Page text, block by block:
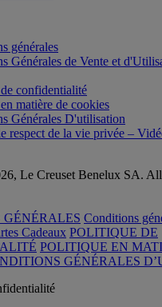
générales
Générales de Vente et
confidentialité
matière de cookies
Générales D'utilisation
respect de la vie privée –
Le Creuset Benelux SA.
Conditions
Cadeaux POLITIQUE DE
POLITIQUE EN
GÉNÉRALES